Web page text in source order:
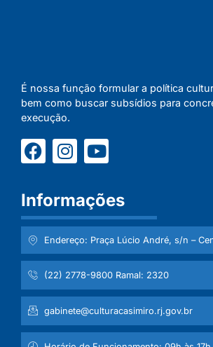
É nossa função formular a política
bem como buscar subsídios para
execução.
Informações
Endereço: Praça Lúcio André, s/n –
(22) 2778-9800 Ramal: 2320
gabinete@culturacasimiro.rj.gov.br